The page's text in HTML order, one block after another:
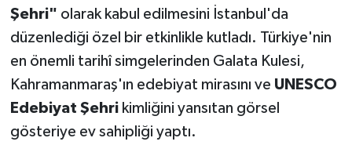
Şehri" olarak kabul edilmesini İstanbul'da
düzenlediği özel bir etkinlikle kutladı. Türkiye'nin
en önemli tarihî simgelerinden Galata Kulesi,
Kahramanmaraş'ın edebiyat mirasını ve UNESCO
Edebiyat Şehri kimliğini yansıtan görsel
gösteriye ev sahipliği yaptı.
OTOMOTİV
TEKNOLOJİ
YAŞAM
KÜLTÜR SANAT